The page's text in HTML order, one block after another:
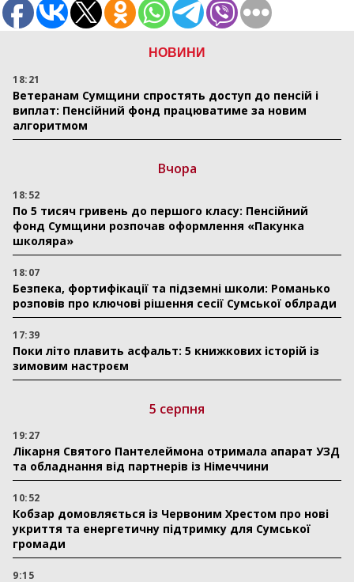
НОВИНИ
18:21
Ветеранам Сумщини спростять доступ до пенсій і
виплат: Пенсійний фонд працюватиме за новим
алгоритмом
Вчора
18:52
По 5 тисяч гривень до першого класу: Пенсійний
фонд Сумщини розпочав оформлення «Пакунка
школяра»
18:07
Безпека, фортифікації та підземні школи: Романько
розповів про ключові рішення сесії Сумської облради
17:39
Поки літо плавить асфальт: 5 книжкових історій із
зимовим настроєм
5 серпня
19:27
Лікарня Святого Пантелеймона отримала апарат УЗД
та обладнання від партнерів із Німеччини
10:52
Кобзар домовляється із Червоним Хрестом про нові
укриття та енергетичну підтримку для Сумської
громади
9:15